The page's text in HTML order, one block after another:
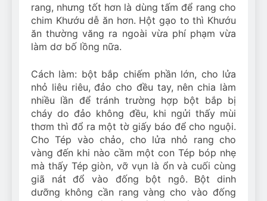
rang, nhưng tốt hơn là dùng tấm để rang cho
chim Khướu dễ ăn hơn. Hột gạo to thì Khướu
ăn thường văng ra ngoài vừa phí phạm vừa
làm dơ bố lồng nữa.
Cách làm: bột bắp chiếm phần lớn, cho lửa
nhỏ liêu riêu, đảo cho đều tay, nên chia làm
nhiều lần để tránh trường hợp bột bắp bị
cháy do đảo không đều, khi ngửi thấy mùi
thơm thì đổ ra một tờ giấy báo để cho nguội.
Cho Tép vào chảo, cho lửa nhỏ rang cho
vàng đến khi nào cầm một con Tép bóp nhẹ
mà thấy Tép giòn, vỡ vụn là ổn và cuối cùng
giã nát đổ vào đống bột ngô. Bột dinh
dưỡng không cần rang vàng cho vào đống